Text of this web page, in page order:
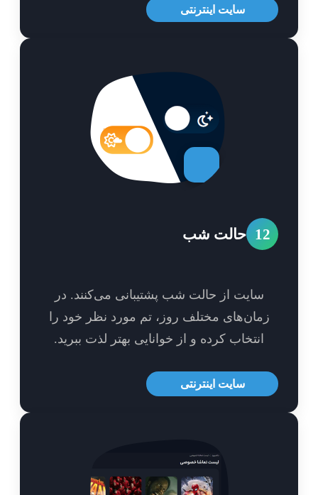
سایت اینترنتی
حالت شب
سایت از حالت شب پشتیبانی می‌کنند. در
مختلف روز، تم مورد نظر خود را
انتخاب کرده و از خوانایی بهتر لذت ببرید.
سایت اینترنتی